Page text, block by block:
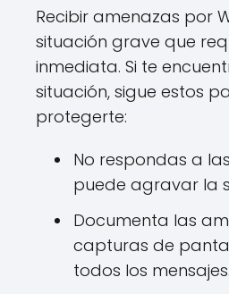
Recibir amenazas por
situación grave que
inmediata. Si te
situación, sigue estos
protegerte:
No respondas a
puede agravar la
Documenta las
capturas de
todos los mensajes.